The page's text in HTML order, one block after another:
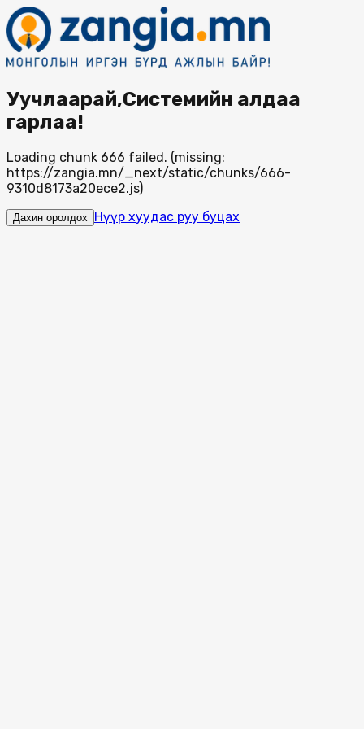
Уучлаарай,Системийн алдаа
гарлаа!
Loading chunk 666 failed. (missing:
https://zangia.mn/_next/static/chunks/666-
9310d8173a20ece2.js)
Дахин оролдох Нүүр хуудас руу буцах